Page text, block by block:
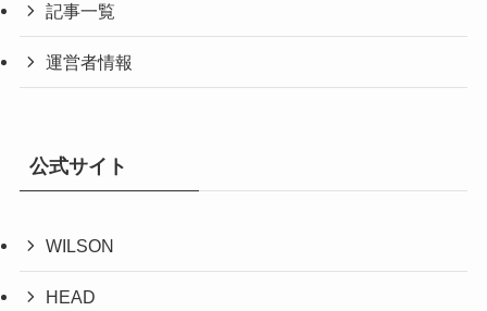
記事一覧
運営者情報
公式サイト
WILSON
HEAD